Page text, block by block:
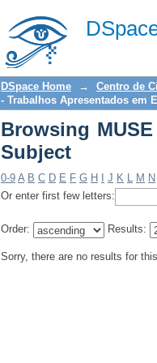
Browsing
DSpace Home → Centro de
- Trabalhos Apresentados em
Browsing
Subject
0-9 A B C D E F G H J K L M N
Or enter first few letters:
Order: Results:
Sorry, there are no results for